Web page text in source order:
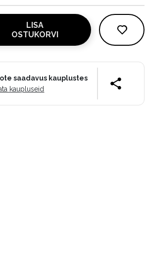
LISA
OSTUKORVI
saadavus kauplustes
kaupluseid